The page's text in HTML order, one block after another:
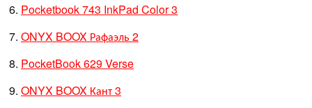
Pocketbook 743 InkPad Color 3
ONYX BOOX Рафаэль 2
PocketBook 629 Verse
ONYX BOOX Кант 3